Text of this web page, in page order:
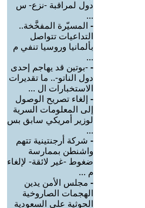
دول لمراقبة -نزع- س
...
- المسيّرة المفخَّخة..
التداعيات تتواصل
بألمانيا وروسيا تنفي م
...
- -بوتين قد يهاجم إحدى
دول الناتو-.. ما تقديرات
الاستخبارات ال ...
- إلغاء تصريح الوصول
إلى المعلومات السرية
لوزير أمريكي سابق بس
...
- شركة أرجنتينية تتهم
واشنطن بممارسة
ضغوط -غير لائقة- لإلغاء
م ...
- مجلس الأمن يدين
الهجمات الصاروخية
الحوثية على السعودية